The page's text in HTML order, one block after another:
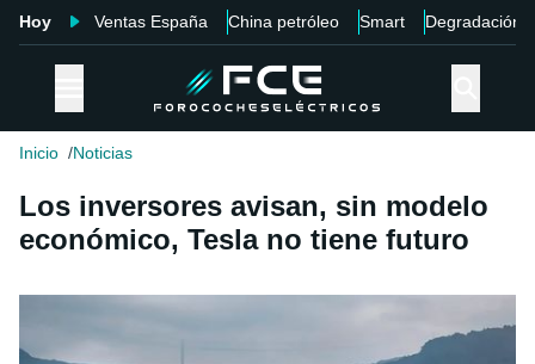
Hoy Ventas España China petróleo Smart Degradación
Inicio Noticias
Los inversores avisan, sin modelo
económico, Tesla no tiene futuro